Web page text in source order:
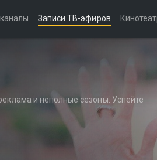
Записи ТВ-эфиров
и неполные сезоны. Успейте